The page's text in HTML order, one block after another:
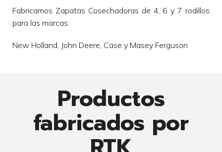
Fabricamos Zapatas Cosechadoras de 4, 6 y 7 rodillos
para las marcas:
New Holland, John Deere, Case y Masey Ferguson
Productos
fabricados por